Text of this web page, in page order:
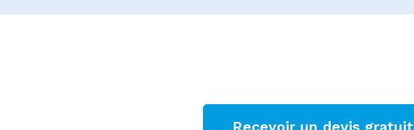
Recevoir un devis gratuit